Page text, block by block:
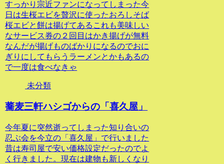
すっかり宗近ファンになってしまった今
日は生桜エビを贅沢に使ったおろしそば
桜エビと餅は揚げてあるこれも美味しい
なサービス券の２回目はかき揚げが無料
なんだが揚げものばかりになるのでおに
ぎりにしてもらうラーメンとかもあるの
で一度は食べなきゃ
未分類
蕎麦三軒ハシゴからの「喜久屋」
今年夏に突然逝ってしまった知り合いの
忍ぶ会を今立の「喜久屋」で行いました
昔は寿司屋で安い価格設定だったのでよ
く行きました。現在は建物も新しくなり